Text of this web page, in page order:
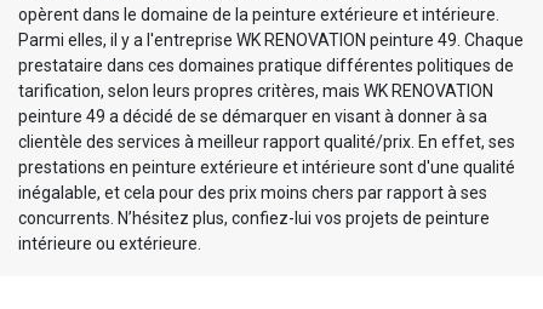
opèrent dans le domaine de la peinture extérieure et intérieure.
Parmi elles, il y a l'entreprise WK RENOVATION peinture 49. Chaque
prestataire dans ces domaines pratique différentes politiques de
tarification, selon leurs propres critères, mais WK RENOVATION
peinture 49 a décidé de se démarquer en visant à donner à sa
clientèle des services à meilleur rapport qualité/prix. En effet, ses
prestations en peinture extérieure et intérieure sont d'une qualité
inégalable, et cela pour des prix moins chers par rapport à ses
concurrents. N’hésitez plus, confiez-lui vos projets de peinture
intérieure ou extérieure.